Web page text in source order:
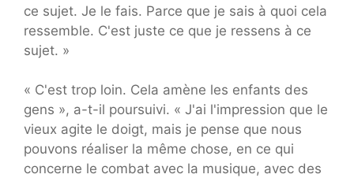
ce sujet. Je le fais. Parce que je sais à quoi cela
ressemble. C'est juste ce que je ressens à ce
sujet. »
« C'est trop loin. Cela amène les enfants des
gens », a-t-il poursuivi. « J'ai l'impression que le
vieux agite le doigt, mais je pense que nous
pouvons réaliser la même chose, en ce qui
concerne le combat avec la musique, avec des